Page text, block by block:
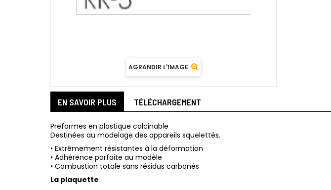
AGRANDIR L'IMAGE
EN SAVOIR PLUS TÉLÉCHARGEMENT
Preformes en plastique calcinable
Destinées au modelage des appareils squelettés.
• Extrêmement résistantes à la déformation
• Adhérence parfaite au modèle
• Combustion totale sans résidus carbonés
La plaquette